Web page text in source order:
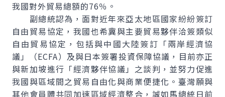
我國對外貿易總額的76％。
副總統認為，面對近年來亞太地區國家紛紛簽訂
自由貿易協定，我國也希冀與主要貿易夥伴洽簽類似
自由貿易協定，包括與中國大陸簽訂「兩岸經濟協
議」（ECFA）及與日本簽署投資保障協議，目前亦正
與新加坡進行「經濟夥伴協議」之談判，並努力促進
我國與區域間之貿易自由化與商業便捷化。臺灣願與
其他會員體共同加速區域經濟整合，誠如馬總統日前